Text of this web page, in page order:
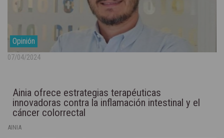
Opinión
07/04/2024
Ainia ofrece estrategias terapéuticas
innovadoras contra la inflamación intestinal y el
cáncer colorrectal
AINIA